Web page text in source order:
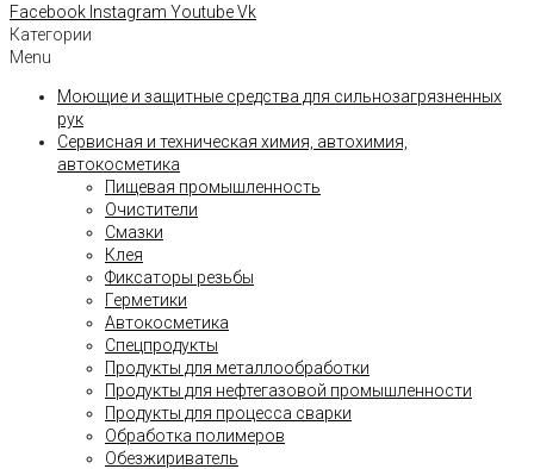
Facebook Instagram YoutubeVk
Категории
Menu
Моющие и защитные средства для сильнозагрязненных
рук
Сервисная и техническая химия, автохимия,
автокосметика
Пищевая промышленность
Очистители
Смазки
Клея
Фиксаторы резьбы
Герметики
Автокосметика
Спецпродукты
Продукты для металлообработки
Продукты для нефтегазовой промышленности
Продукты для процесса сварки
Обработка полимеров
Обезжириватель